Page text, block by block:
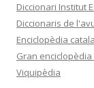
Diccionari Institut
Diccionaris de
Enciclopèdia
Gran
Viquipèdia